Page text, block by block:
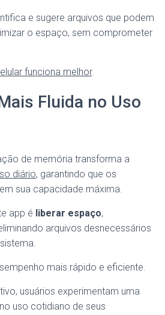
e sugere arquivos que podem
o espaço, sem comprometer
funciona melhor.
Fluida no Uso
de memória transforma a
diário, garantindo que os
sua capacidade máxima.
app é liberar espaço,
arquivos desnecessários
mais rápido e eficiente.
usuários experimentam uma
uso cotidiano de seus